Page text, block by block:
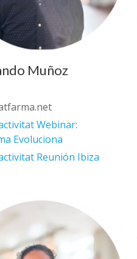
Muñoz
Webinar:
Evoluciona
Reunión Ibiza